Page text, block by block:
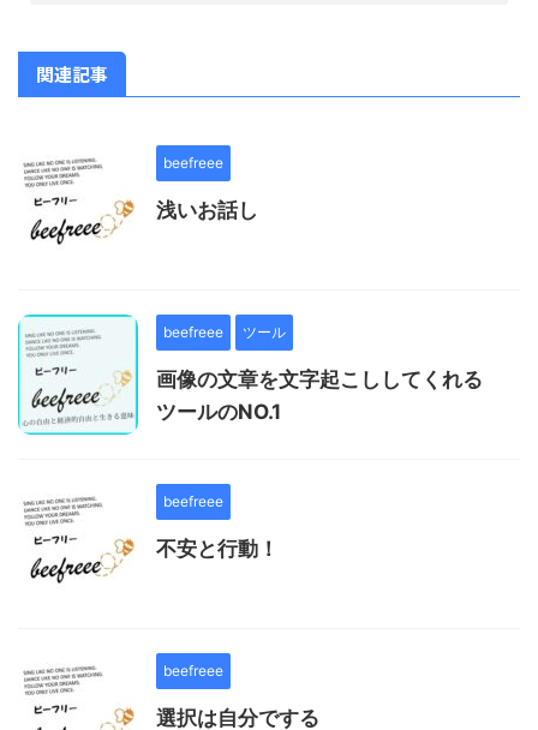
関連記事
beefreee
浅いお話し
beefreee ツール
画像の文章を文字起こししてくれる
ツールのNO.1
beefreee
不安と行動！
beefreee
選択は自分でする